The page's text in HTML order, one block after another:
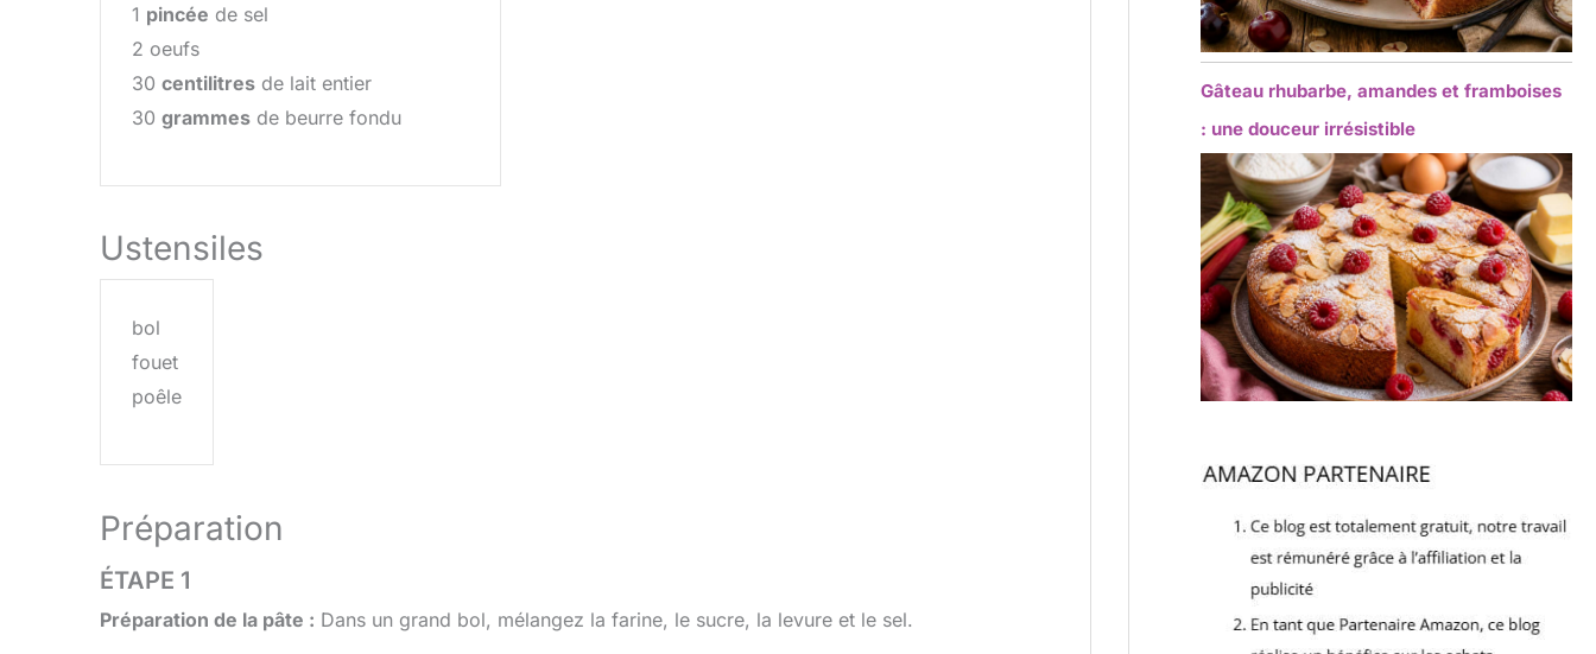
1 pincée de sel
2 oeufs
30 centilitres de lait entier
30 grammes de beurre fondu
Ustensiles
bol
fouet
poêle
Préparation
ÉTAPE 1
Préparation de la pâte : Dans un grand bol, mélangez la farine, le sucre, la levure et le sel.
Gâteau rhubarbe, amandes et framboises
: une douceur irrésistible